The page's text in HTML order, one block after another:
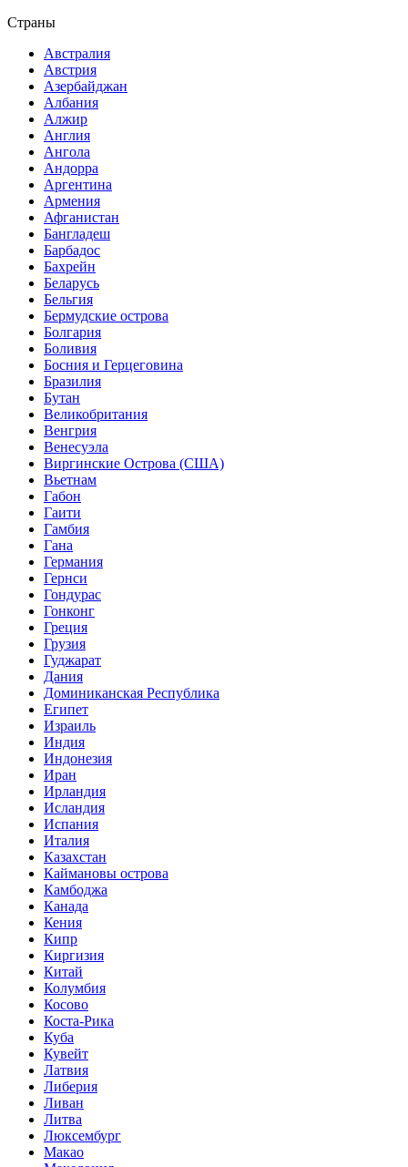
Страны
Австралия
Австрия
Азербайджан
Албания
Алжир
Англия
Ангола
Андорра
Аргентина
Армения
Афганистан
Бангладеш
Барбадос
Бахрейн
Беларусь
Бельгия
Бермудские острова
Болгария
Боливия
Босния и Герцеговина
Бразилия
Бутан
Великобритания
Венгрия
Венесуэла
Виргинские Острова (США)
Вьетнам
Габон
Гаити
Гамбия
Гана
Германия
Гернси
Гондурас
Гонконг
Греция
Грузия
Гуджарат
Дания
Доминиканская Республика
Египет
Израиль
Индия
Индонезия
Иран
Ирландия
Исландия
Испания
Италия
Казахстан
Каймановы острова
Камбоджа
Канада
Кения
Кипр
Киргизия
Китай
Колумбия
Косово
Коста-Рика
Куба
Кувейт
Латвия
Либерия
Ливан
Литва
Люксембург
Макао